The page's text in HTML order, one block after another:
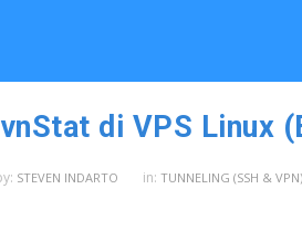
di VPS Linux
STEVEN INDARTO in: TUNNELING (SSH & VPN)